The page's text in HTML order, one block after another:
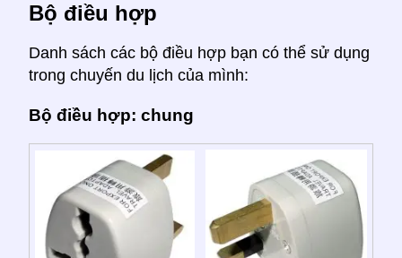
Bộ điều hợp
Danh sách các bộ điều hợp bạn có thể sử dụng
trong chuyến du lịch của mình:
Bộ điều hợp: chung